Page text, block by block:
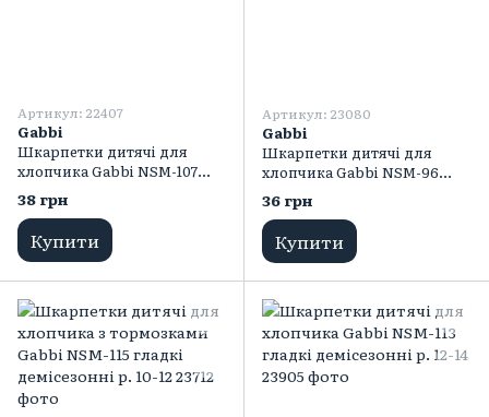
Артикул: 22407
Gabbi
Шкарпетки дитячі для
хлопчика Gabbi NSM-107
ажурні літо р. 12-14
38 грн
Купити
Артикул: 23080
Gabbi
Шкарпетки дитячі для
хлопчика Gabbi NSM-96
гладкі демісезонні р. 14-16
36 грн
Купити